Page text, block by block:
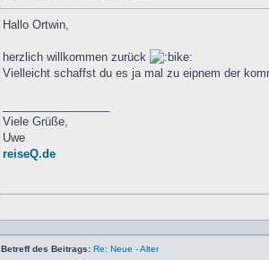
Hallo Ortwin,
herzlich willkommen zurück
Vielleicht schaffst du es ja mal zu eipnem der
Viele Grüße,
Uwe
reiseQ.de
Profil
Betreff des Beitrags: Re: Neue - Alter